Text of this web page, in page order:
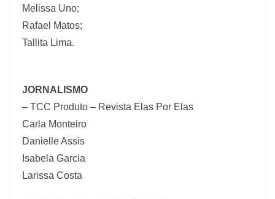
Melissa Uno;
Rafael Matos;
Tallita Lima.
JORNALISMO
– TCC Produto – Revista Elas Por Elas
Carla Monteiro
Danielle Assis
Isabela Garcia
Larissa Costa